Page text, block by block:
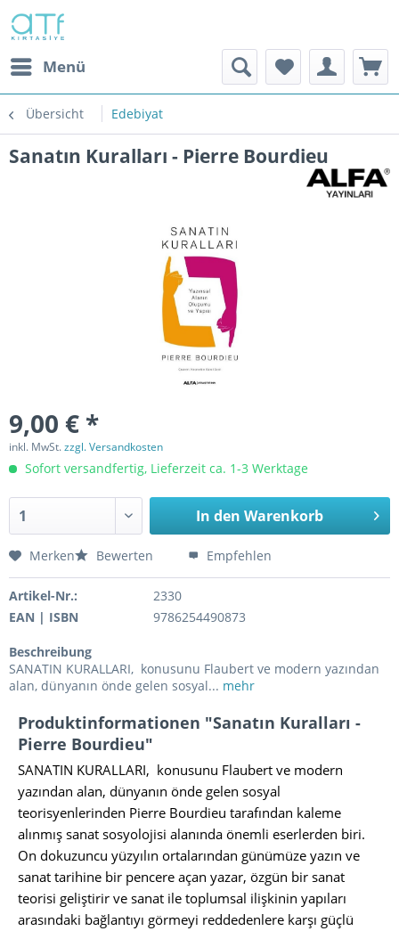
Menü
Übersicht Edebiyat
Sanatın Kuralları - Pierre Bourdieu
9,00 € *
inkl. MwSt.zzgl. Versandkosten
Sofort versandfertig, Lieferzeit ca. 1-3 Werktage
In den Warenkorb
Merken Bewerten Empfehlen
Artikel-Nr.:
2330
EAN | ISBN
9786254490873
Beschreibung
SANATIN KURALLARI, konusunu Flaubert ve modern yazından
alan, dünyanın önde gelen sosyal... mehr
Produktinformationen "Sanatın Kuralları -
Pierre Bourdieu"
SANATIN KURALLARI, konusunu Flaubert ve modern
yazından alan, dünyanın önde gelen sosyal
teorisyenlerinden Pierre Bourdieu tarafından kaleme
alınmış sanat sosyolojisi alanında önemli eserlerden biri.
On dokuzuncu yüzyılın ortalarından günümüze yazın ve
sanat tarihine bir pencere açan yazar, özgün bir sanat
teorisi geliştirir ve sanat ile toplumsal ilişkinin yapıları
arasındaki bağlantıyı görmeyi reddedenlere karşı güçlü